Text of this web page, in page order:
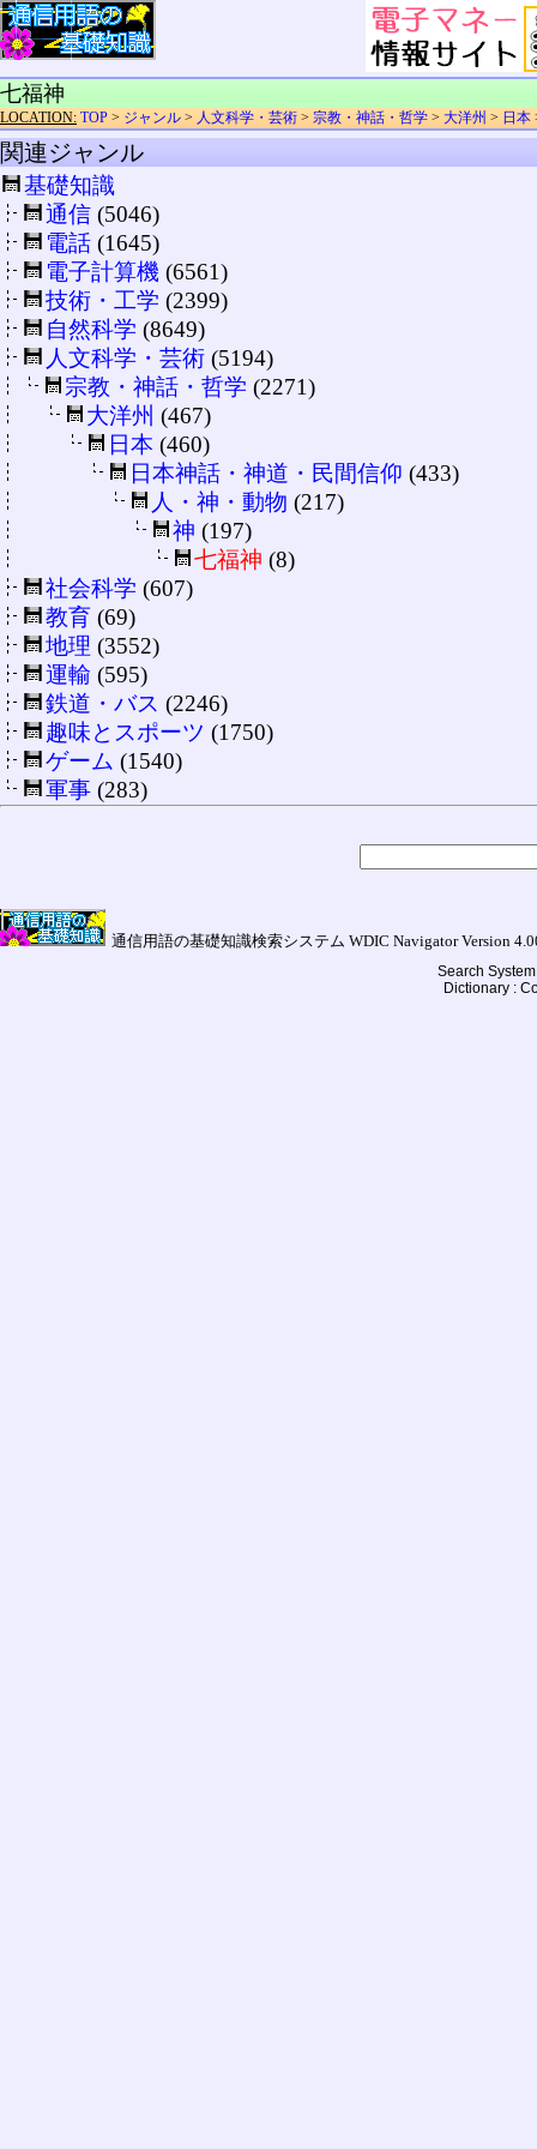
七福神
LOCATION: TOP > ジャンル > 人文科学・芸術 > 宗教・神話・哲学 > 大洋州 > 日本
関連ジャンル
基礎知識
通信 (5046)
電話 (1645)
電子計算機 (6561)
技術・工学 (2399)
自然科学 (8649)
人文科学・芸術 (5194)
宗教・神話・哲学 (2271)
大洋州 (467)
日本 (460)
日本神話・神道・民間信仰 (433)
人・神・動物 (217)
神 (197)
七福神 (8)
社会科学 (607)
教育 (69)
地理 (3552)
運輸 (595)
鉄道・バス (2246)
趣味とスポーツ (1750)
ゲーム (1540)
軍事 (283)
通信用語の基礎知識検索システム WDIC Navigator Version
Search
Dictionary :